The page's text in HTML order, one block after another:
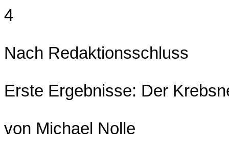
4
Nach Redaktionsschluss
Erste Ergebnisse: Der
von Michael Nolle